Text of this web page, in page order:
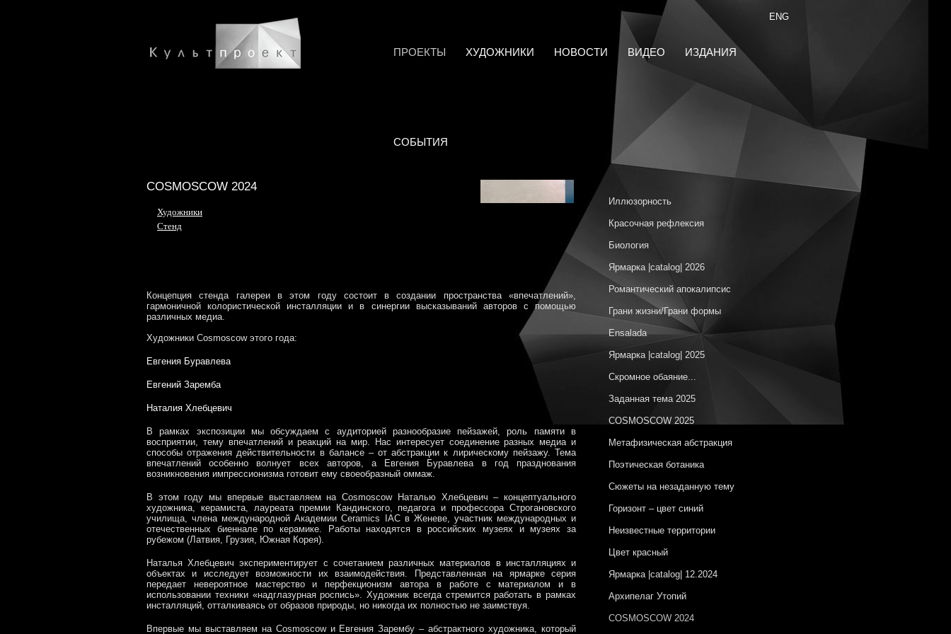
ENG
ПРОЕКТЫ ХУДОЖНИКИ НОВОСТИ ВИДЕО ИЗДАНИЯ
СОБЫТИЯ
COSMOSCOW 2024
Художники
Стенд
Концепция стенда галереи в этом году состоит в создании пространства «впечатлений»,
гармоничной колористической инсталляции и в синергии высказываний авторов с помощью
различных медиа.
Художники Cosmoscowэтого года:
Евгения Буравлева
Евгений Заремба
Наталия Хлебцевич
В рамках экспозиции мы обсуждаем с аудиторией разнообразие пейзажей, роль памяти в
восприятии, тему впечатлений и реакций на мир. Нас интересует соединение разных медиа и
способы отражения действительности в балансе – от абстракции к лирическому пейзажу. Тема
впечатлений особенно волнует всех авторов, а Евгения Буравлева в год празднования
возникновения импрессионизма готовит ему своеобразный оммаж.
В этом году мы впервые выставляем на Cosmoscow Наталью Хлебцевич – концептуального
художника, керамиста, лауреата премии Кандинского, педагога и профессора Строгановского
училища, члена международной Академии Ceramics IAC в Женеве, участник международных и
отечественных биеннале по керамике. Работы находятся в российских музеях и музеях за
рубежом (Латвия, Грузия, Южная Корея).
Наталья Хлебцевич экспериментирует с сочетанием различных материалов в инсталляциях и
объектах и исследует возможности их взаимодействия.
Представленная на ярмарке серия
передает невероятное мастерство и перфекционизм автора в работе с материалом и в
использовании техники «надглазурная роспись». Художник всегда стремится работать в рамках
инсталляций, отталкиваясь от образов природы, но никогда их полностью не заимствуя.
Впервые мы выставляем на Cosmoscow и Евгения Зарембу – абстрактного художника, который
Иллюзорность
Красочная рефлексия
Биология
Ярмарка |catalog| 2026
Романтический апокалипсис
Грани жизни/Грани формы
Ensalada
Ярмарка |catalog| 2025
Скромное обаяние...
Заданная тема 2025
COSMOSCOW 2025
Метафизическая абстракция
Поэтическая ботаника
Сюжеты на незаданную тему
Горизонт – цвет синий
Неизвестные территории
Цвет красный
Ярмарка |catalog| 12.2024
Архипелаг Утопий
COSMOSCOW 2024